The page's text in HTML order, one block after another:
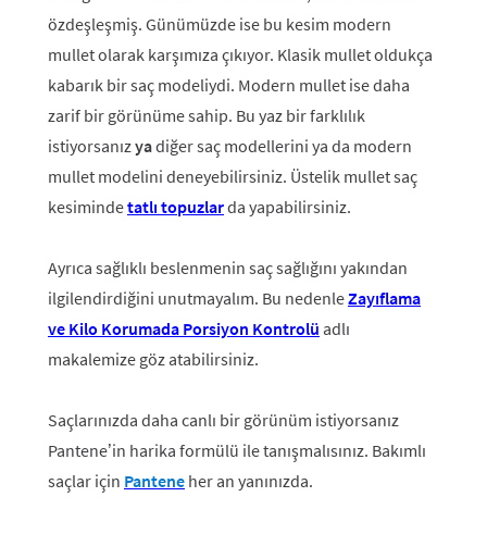
özdeşleşmiş. Günümüzde ise bu kesim modern
mullet olarak karşımıza çıkıyor. Klasik mullet oldukça
kabarık bir saç modeliydi. Modern mullet ise daha
zarif bir görünüme sahip. Bu yaz bir farklılık
istiyorsanızyadiğer saç modellerini ya da modern
mullet modelini deneyebilirsiniz. Üstelik mullet saç
kesimindetatlı topuzlarda yapabilirsiniz.
Ayrıca sağlıklı beslenmenin saç sağlığını yakından
ilgilendirdiğini unutmayalım. Bu nedenleZayıflama
ve Kilo Korumada Porsiyon Kontrolü adlı
makalemize göz atabilirsiniz.
Saçlarınızda daha canlı bir görünüm istiyorsanız
Pantene’in harika formülü ile tanışmalısınız. Bakımlı
saçlar için Pantene her an yanınızda.